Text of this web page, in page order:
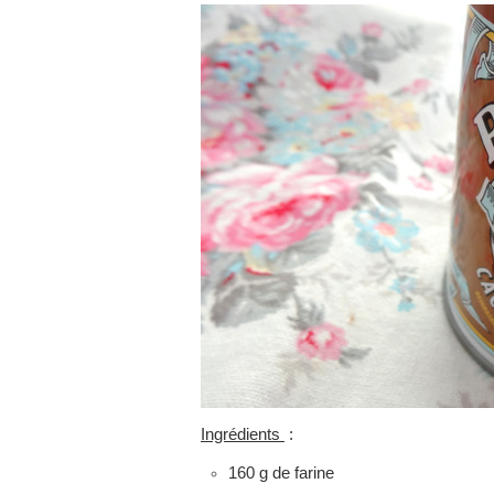
Ingrédients :
160 g de farine